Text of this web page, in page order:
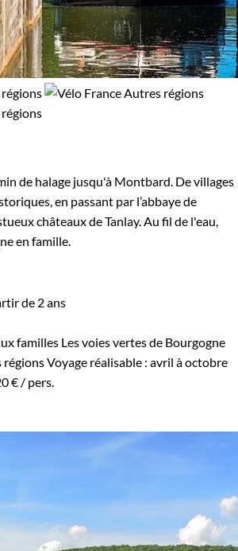
Supérieur
Semi-itinérant
Patrimoine et Nature
de halage jusqu'à Montbard. De villages
en passant par l’abbaye de
châteaux de Tanlay. Au fil de l'eau,
en famille.
de 2 ans
familles Les voies vertes de Bourgogne
régionsVoyage réalisable : avril à octobre
€ / pers.